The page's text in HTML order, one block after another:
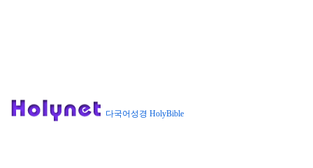
다국어성경 HolyBible